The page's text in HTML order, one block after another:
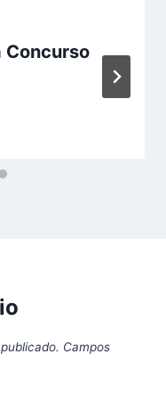
Concurso
Campos